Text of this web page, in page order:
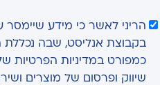
הריני לאשר כי מידע שיימסר
בקבוצת אנליסט, שבה נכללת
כמפורט במדיניות הפרטיות
שיווק ופרסום של מוצרים